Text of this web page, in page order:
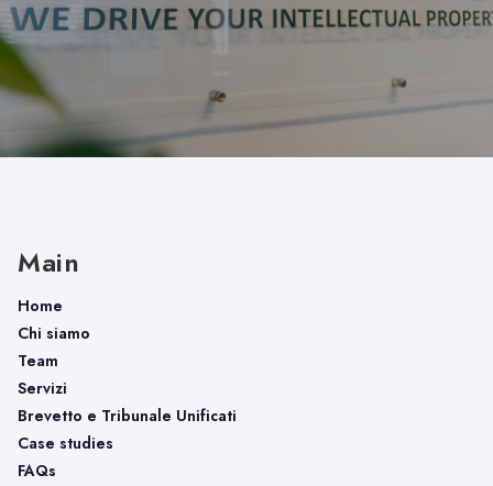
Main
Home
Chi siamo
Team
Servizi
Brevetto e Tribunale Unificati
Case studies
FAQs